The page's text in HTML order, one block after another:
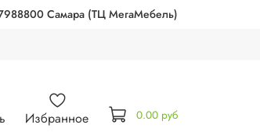
Самара (ТЦ МегаМебель)
Избранное 0.00 руб